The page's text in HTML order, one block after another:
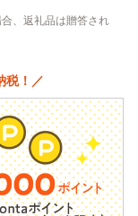
、返礼品は贈答され
税！／